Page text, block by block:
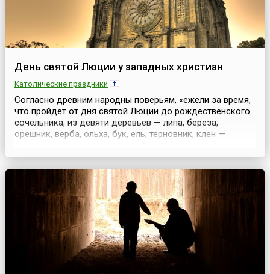
День святой Люции у западных христиан
Католические праздники
Согласно древним народны поверьям, «ежели за время,
что пройдет от дня святой Люции до рождественского
сочельника, из девяти деревьев — липа, береза,
орешник, верба, ольха, бук, ель, терновник, клен —
его тайком на заутреню, да сесть на него, — увидишь то,
что скрыто от других: женщин, которые преклоняют
колена, повернувшись спиной к алтарю. Эт...